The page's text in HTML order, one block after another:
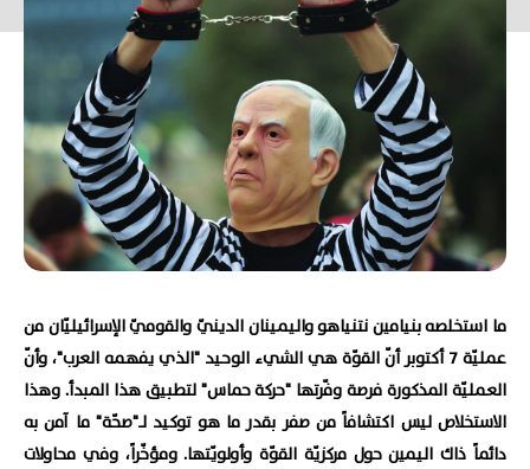
ما استخلصه بنيامين نتنياهو واليمينان الدينيّ والقوميّ الإسرائيليّان من
عمليّة 7 أكتوبر أنّ القوّة هي الشيء الوحيد "الذي يفهمه العرب"، وأنّ
العمليّة المذكورة فرصة وفّرتها "حركة حماس" لتطبيق هذا المبدأ. وهذا
الاستخلاص ليس اكتشافاً من صفر بقدر ما هو توكيد لـ"صحّة" ما آمن به
دائماً ذاك اليمين حول مركزيّة القوّة وأولويّتها. ومؤخّراً، وفي محاولات